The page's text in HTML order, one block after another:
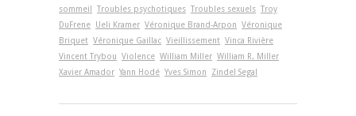
sommeil Troubles psychotiques Troubles sexuels Troy
DuFrene Ueli Kramer Véronique Brand-Arpon Véronique
Briquet Véronique Gaillac Vieillissement Vinca Rivière
Vincent Trybou Violence William Miller William R. Miller
Xavier Amador Yann Hodé Yves Simon Zindel Segal